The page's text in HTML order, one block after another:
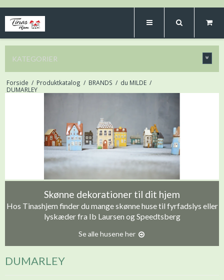
KATEGORIER
Forside / Produktkatalog / BRANDS / du MILDE /
DUMARLEY
Skønne dekorationer til dit hjem
Hos Tinashjem finder du mange skønne huse til fyrfadslys eller
lyskæder fra Ib Laursen og Speedtsberg
Se alle husene her
DUMARLEY